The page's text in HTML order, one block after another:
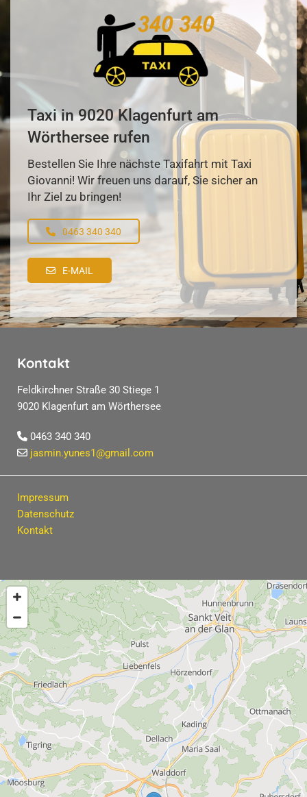
Taxi in 9020 Klagenfurt am
Wörthersee rufen
Bestellen Sie Ihre nächste Taxifahrt mit Taxi
Giovanni! Wir freuen uns darauf, Sie sicher an
Ihr Ziel zu bringen!
0463 340 340
E-MAIL
Kontakt
Feldkirchner Straße 30 Stiege 1
9020 Klagenfurt am Wörthersee
 0463 340 340
 jasmin.yunes1@gmail.com
Impressum
Datenschutz
Kontakt